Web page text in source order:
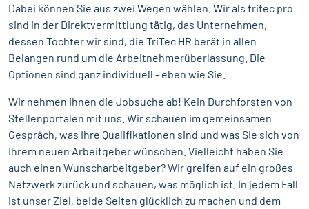
Dabei können Sie aus zwei Wegen wählen. Wir als tritec pro
sind in der Direktvermittlung tätig, das Unternehmen,
dessen Tochter wir sind, die TriTec HR berät in allen
Belangen rund um die Arbeitnehmerüberlassung. Die
Optionen sind ganz individuell - eben wie Sie.
Wir nehmen Ihnen die Jobsuche ab! Kein Durchforsten von
Stellenportalen mit uns. Wir schauen im gemeinsamen
Gespräch, was Ihre Qualifikationen sind und was Sie sich von
Ihrem neuen Arbeitgeber wünschen. Vielleicht haben Sie
auch einen Wunscharbeitgeber? Wir greifen auf ein großes
Netzwerk zurück und schauen, was möglich ist. In jedem Fall
ist unser Ziel, beide Seiten glücklich zu machen und dem